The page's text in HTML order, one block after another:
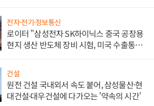
전자·전기·정보통신
로이터 "삼성전자 SK하이닉스 중국 공장용
현지 생산 반도체 장비 시험, 미국 수출통제
건설
원전 건설 국내외서 속도 붙어, 삼성물산·현
대건설·대우건설에 다가오는 '약속의 시간'